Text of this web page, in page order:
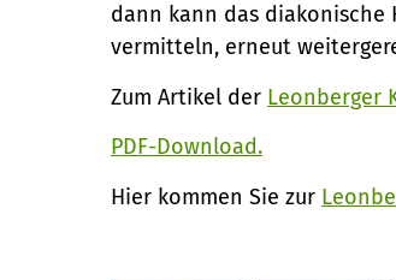
dann kann das diakonische
vermitteln, erneut
Zum Artikel der Leonberger
PDF-Download.
Hier kommen Sie zur